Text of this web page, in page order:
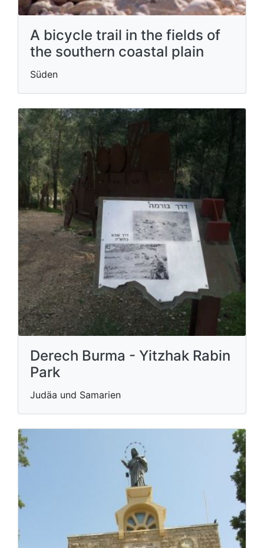
A bicycle trail in the fields of
the southern coastal plain
Süden
Derech Burma - Yitzhak Rabin
Park
Judäa und Samarien